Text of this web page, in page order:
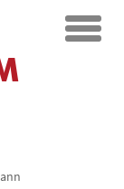
Toggle